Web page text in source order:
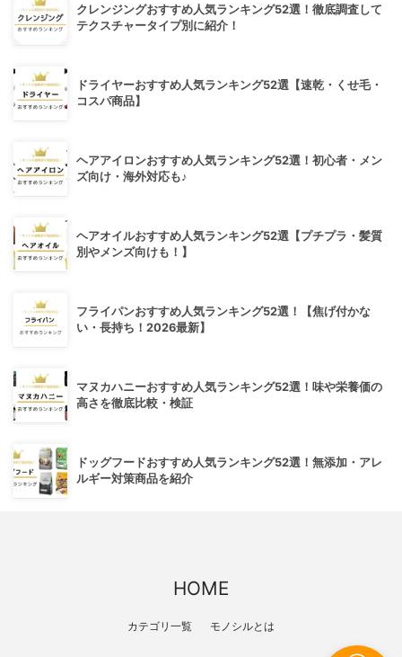
クレンジングおすすめ人気ランキング52選！徹底調査して
テクスチャータイプ別に紹介！
ドライヤーおすすめ人気ランキング52選【速乾・くせ毛・
コスパ商品】
ヘアアイロンおすすめ人気ランキング52選！初心者・メン
ズ向け・海外対応も♪
ヘアオイルおすすめ人気ランキング52選【プチプラ・髪質
別やメンズ向けも！】
フライパンおすすめ人気ランキング52選！【焦げ付かな
い・長持ち！2026最新】
マヌカハニーおすすめ人気ランキング52選！味や栄養価の
高さを徹底比較・検証
ドッグフードおすすめ人気ランキング52選！無添加・アレ
ルギー対策商品を紹介
HOME
カテゴリ一覧 モノシルとは